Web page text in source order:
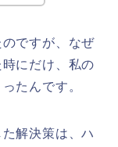
ですが、なぜ
にだけ、私の
たんです。
解決策は、ハ